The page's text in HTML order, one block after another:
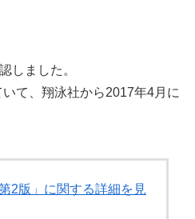
しました。
て、翔泳社から2017年4月に
2版」に関する詳細を見